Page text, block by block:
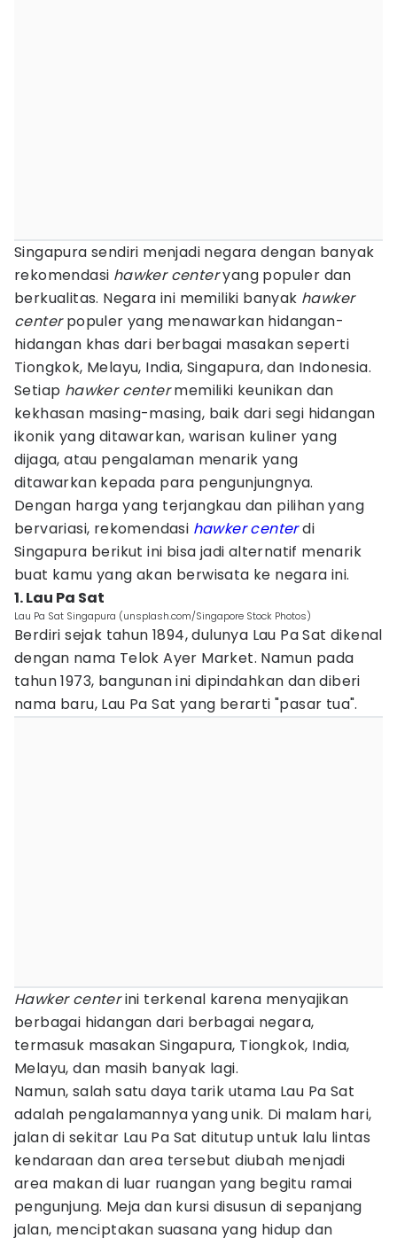
Singapura sendiri menjadi negara dengan banyak
rekomendasi hawker centeryang populer dan
berkualitas. Negara ini memiliki banyak hawker
centerpopuler yang menawarkan hidangan-
hidangan khas dari berbagai masakan seperti
Tiongkok, Melayu, India, Singapura, dan Indonesia.
Setiap hawker centermemiliki keunikan dan
kekhasan masing-masing, baik dari segi hidangan
ikonik yang ditawarkan, warisan kuliner yang
dijaga, atau pengalaman menarik yang
ditawarkan kepada para pengunjungnya.
Dengan harga yang terjangkau dan pilihan yang
bervariasi, rekomendasi hawker centerdi
Singapura berikut ini bisa jadi alternatif menarik
buat kamu yang akan berwisata ke negara ini.
1. Lau Pa Sat
Lau Pa Sat Singapura (unsplash.com/Singapore Stock Photos)
Berdiri sejak tahun 1894, dulunya Lau Pa Sat dikenal
dengan nama Telok Ayer Market. Namun pada
tahun 1973, bangunan ini dipindahkan dan diberi
nama baru, Lau Pa Sat yang berarti "pasar tua".
Hawker centerini terkenal karena menyajikan
berbagai hidangan dari berbagai negara,
termasuk masakan Singapura, Tiongkok, India,
Melayu, dan masih banyak lagi.
Namun, salah satu daya tarik utama Lau Pa Sat
adalah pengalamannya yang unik. Di malam hari,
jalan di sekitar Lau Pa Sat ditutup untuk lalu lintas
kendaraan dan area tersebut diubah menjadi
area makan di luar ruangan yang begitu ramai
pengunjung. Meja dan kursi disusun di sepanjang
jalan, menciptakan suasana yang hidup dan